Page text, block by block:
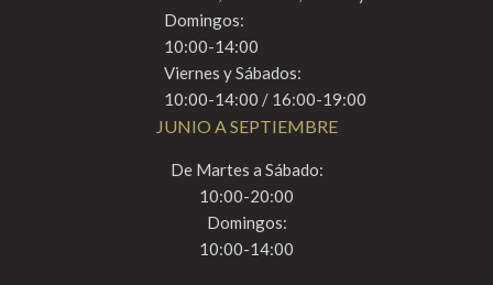
Domingos:
10:00-14:00
Viernes y Sábados:
10:00-14:00 / 16:00-19:00
JUNIO A SEPTIEMBRE
De Martes a Sábado:
10:00-20:00
Domingos:
10:00-14:00